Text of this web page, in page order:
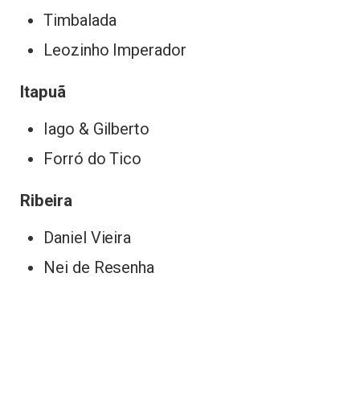
Timbalada
Leozinho Imperador
Itapuã
Iago & Gilberto
Forró do Tico
Ribeira
Daniel Vieira
Nei de Resenha